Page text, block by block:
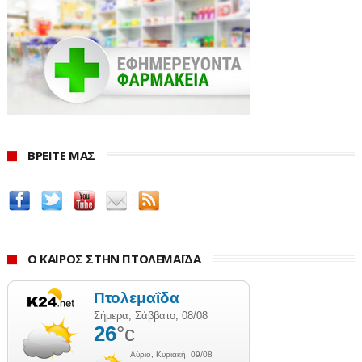
ποσό στην τράπεζα Πειραιώς και να παραλαμβάνει
από το χώρο το έργο του.
ΒΡΕΙΤΕ ΜΑΣ
Ο ΚΑΙΡΟΣ ΣΤΗΝ ΠΤΟΛΕΜΑΪΔΑ